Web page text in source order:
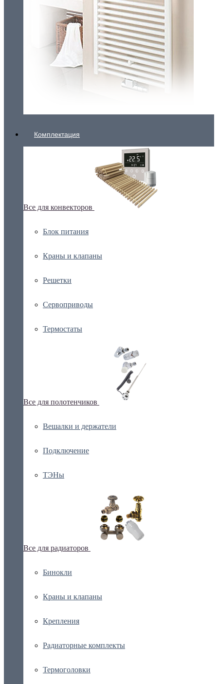
Комплектация
Все для конвекторов
Блок питания
Краны и клапаны
Решетки
Сервоприводы
Термостаты
Все для полотенчиков
Вешалки и держатели
Подключение
ТЭНы
Все для радиаторов
Бинокли
Краны и клапаны
Крепления
Радиаторные комплекты
Термоголовки